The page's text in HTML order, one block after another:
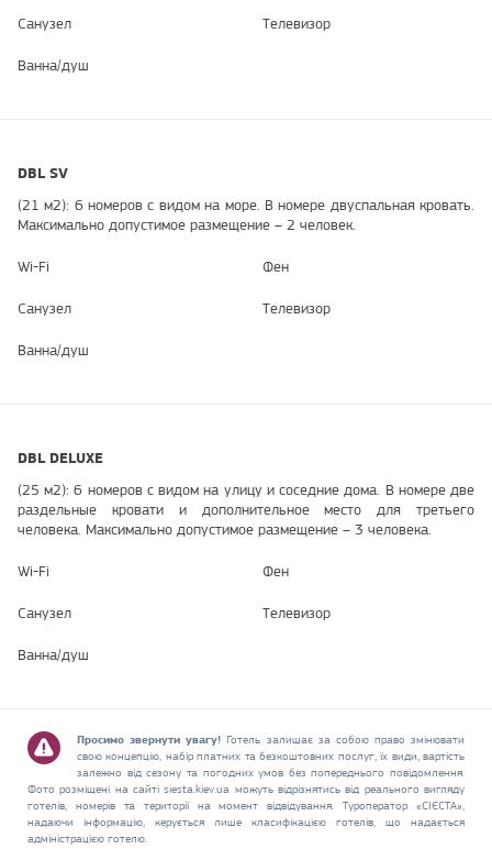
Санузел Телевизор
Ванна/душ
DBL SV
(21 м2): 6 номеров с видом на море. В номере двуспальная кровать.
Максимально допустимое размещение – 2 человек.
Wi-Fi Фен
Санузел Телевизор
Ванна/душ
DBL DELUXE
(25 м2): 6 номеров с видом на улицу и соседние дома. В номере две
раздельные кровати и дополнительное место для третьего
человека. Максимально допустимое размещение – 3 человека.
Wi-Fi Фен
Санузел Телевизор
Ванна/душ
Просимо звернути увагу! Готель залишає за собою право змінювати
свою концепцію, набір платних та безкоштовних послуг, їх види, вартість
залежно від сезону та погодних умов без попереднього повідомлення.
Фото розміщені на сайті siesta.kiev.ua можуть відрізнятись від реального вигляду
готелів, номерів та території на момент відвідування. Туроператор «СІЄСТА»,
надаючи інформацію, керується лише класифікацією готелів, що надається
адміністрацією готелю.